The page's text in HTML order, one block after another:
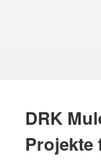
DRK
Projekte